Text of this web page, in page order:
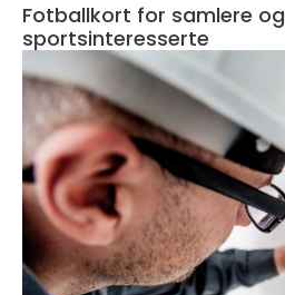
Fotballkort for samlere og
sportsinteresserte